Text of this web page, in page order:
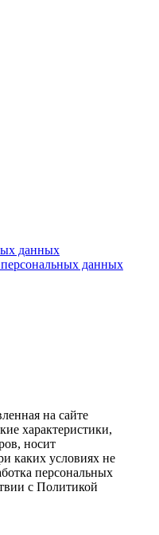
данных
данных
на сайте
характеристики,
носит
каких условиях не
персональных
с Политикой